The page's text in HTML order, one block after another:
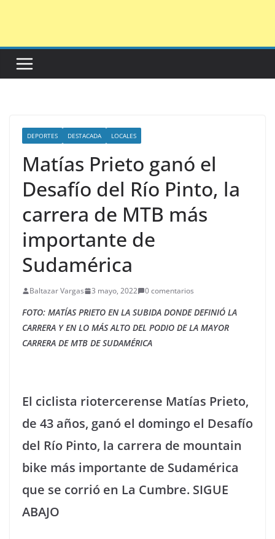
DEPORTES DESTACADA LOCALES
Matías Prieto ganó el
Desafío del Río Pinto, la
carrera de MTB más
importante de
Sudamérica
Baltazar Vargas 3 mayo, 2022 0 comentarios
FOTO: MATÍAS PRIETO EN LA SUBIDA DONDE DEFINIÓ LA
CARRERA Y EN LO MÁS ALTO DEL PODIO DE LA MAYOR
CARRERA DE MTB DE SUDAMÉRICA
El ciclista riotercerense Matías Prieto,
de 43 años, ganó el domingo el Desafío
del Río Pinto, la carrera de mountain
bike más importante de Sudamérica
que se corrió en La Cumbre. SIGUE
ABAJO